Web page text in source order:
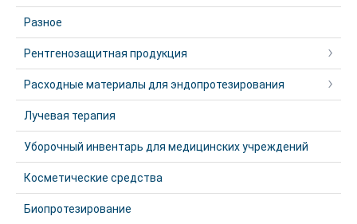
Разное
Рентгенозащитная продукция
Расходные материалы для эндопротезирования
Лучевая терапия
Уборочный инвентарь для медицинских учреждений
Косметические средства
Биопротезирование